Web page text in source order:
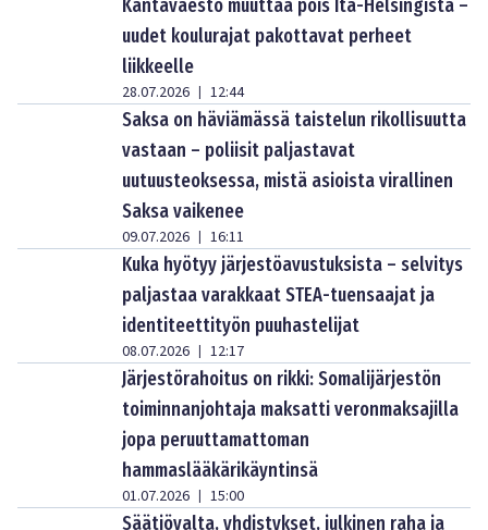
Kantaväestö muuttaa pois Itä-Helsingistä –
uudet koulurajat pakottavat perheet
liikkeelle
28.07.2026 | 12:44
Saksa on häviämässä taistelun rikollisuutta
vastaan – poliisit paljastavat
uutuusteoksessa, mistä asioista virallinen
Saksa vaikenee
09.07.2026 | 16:11
Kuka hyötyy järjestöavustuksista – selvitys
paljastaa varakkaat STEA-tuensaajat ja
identiteettityön puuhastelijat
08.07.2026 | 12:17
Järjestörahoitus on rikki: Somalijärjestön
toiminnanjohtaja maksatti veronmaksajilla
jopa peruuttamattoman
hammaslääkärikäyntinsä
01.07.2026 | 15:00
Säätiövalta, yhdistykset, julkinen raha ja